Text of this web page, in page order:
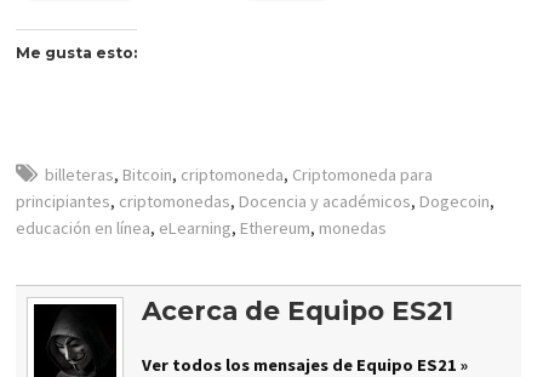
Me gusta esto:
billeteras, Bitcoin, criptomoneda, Criptomoneda para
principiantes, criptomonedas, Docencia y académicos, Dogecoin,
educación en línea, eLearning, Ethereum, monedas
Acerca de Equipo ES21
Ver todos los mensajes de Equipo ES21 »